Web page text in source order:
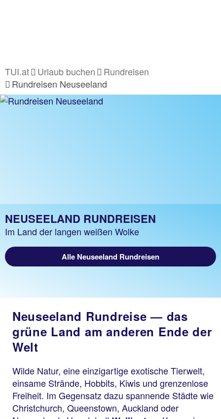
TUI.at Urlaub buchen
Rundreisen
Rundreisen Neuseeland
NEUSEELAND RUNDREISEN
Im Land der langen weißen Wolke
Alle Neuseeland Rundreisen
Neuseeland Rundreise — das
grüne Land am anderen Ende der
Welt
Wilde Natur, eine einzigartige exotische Tierwelt,
einsame Strände, Hobbits, Kiwis und grenzenlose
Freiheit. Im Gegensatz dazu spannende Städte wie
Christchurch, Queenstown, Auckland oder